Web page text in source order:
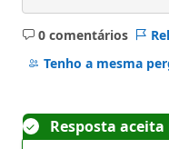
0 comentários
Sem
comentários
Tenho a mesma
Resposta